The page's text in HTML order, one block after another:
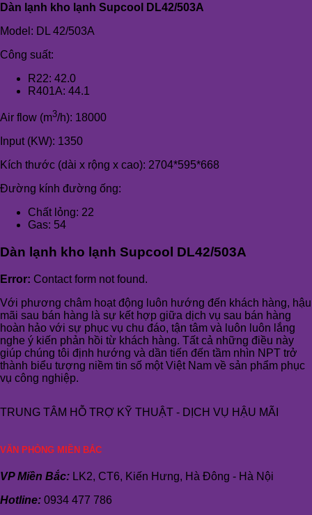
Dàn lạnh kho lạnh Supcool DL42/503A
Model: DL 42/503A
Công suất:
R22: 42.0
R401A: 44.1
Air flow (m3/h): 18000
Input (KW): 1350
Kích thước (dài x rộng x cao): 2704*595*668
Đường kính đường ống:
Chất lỏng: 22
Gas: 54
Dàn lạnh kho lạnh Supcool DL42/503A
Error: Contact form not found.
Với phương châm hoạt động luôn hướng đến khách hàng, hậu
mãi sau bán hàng là sự kết hợp giữa dịch vụ sau bán hàng
hoàn hảo với sự phục vụ chu đáo, tận tâm và luôn luôn lắng
nghe ý kiến phản hồi từ khách hàng. Tất cả những điều này
giúp chúng tôi định hướng và dần tiến đến tầm nhìn NPT trở
thành biểu tượng niềm tin số một Việt Nam về sản phẩm phục
vụ công nghiệp.
TRUNG TÂM HỖ TRỢ KỸ THUẬT - DỊCH VỤ HẬU MÃI
VĂN PHÒNG MIỀN BẮC
VP Miền Bắc: LK2, CT6, Kiến Hưng, Hà Đông - Hà Nội
Hotline: 0934 477 786